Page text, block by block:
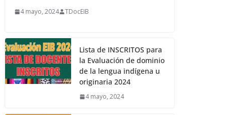
4 mayo, 2024 TDocEIB
Lista de INSCRITOS para
la Evaluación de dominio
de la lengua indígena u
originaria 2024
4 mayo, 2024